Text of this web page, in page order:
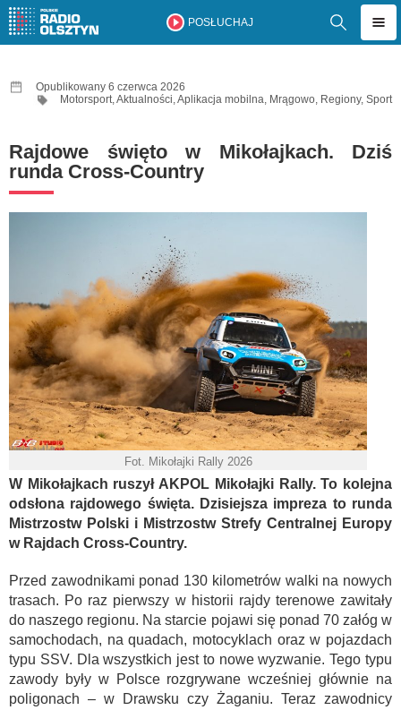
POSŁUCHAJ
Opublikowany 6 czerwca 2026
Motorsport,Aktualności,Aplikacja mobilna, Mrągowo, Regiony, Sport
Rajdowe święto w Mikołajkach. Dziś
runda Cross-Country
Fot. Mikołajki Rally 2026
W Mikołajkach ruszył AKPOL Mikołajki Rally. To kolejna
odsłona rajdowego święta. Dzisiejsza impreza to runda
Mistrzostw Polski i Mistrzostw Strefy Centralnej Europy
w Rajdach Cross-Country.
Przed zawodnikami ponad 130 kilometrów walki na nowych
trasach. Po raz pierwszy w historii rajdy terenowe zawitały
do naszego regionu. Na starcie pojawi się ponad 70 załóg w
samochodach, na quadach, motocyklach oraz w pojazdach
typu SSV. Dla wszystkich jest to nowe wyzwanie. Tego typu
zawody były w Polsce rozgrywane wcześniej głównie na
poligonach – w Drawsku czy Żaganiu. Teraz zawodnicy